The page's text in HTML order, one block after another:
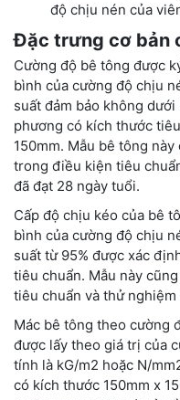
độ chịu nén của
Đặc trưng cơ bản
Cường độ bê tông được
bình của cường độ chịu
suất đảm bảo không
phương có kích thước
150mm. Mẫu bê tông
trong điều kiện tiêu
đã đạt 28 ngày tuổi.
Cấp độ chịu kéo của bê
bình của cường độ chịu
suất từ 95% được xác
tiêu chuẩn. Mẫu này
tiêu chuẩn và thử
Mác bê tông theo cường
được lấy theo giá trị của
tính là kG/m2 hoặc N/
có kích thước 150mm x